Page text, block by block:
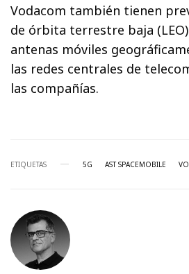
Vodacom también tienen
de órbita terrestre baja
antenas móviles
las redes centrales de
las compañías.
ETIQUETAS 5G AST SPACEMOBILE